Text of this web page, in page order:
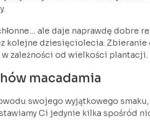
ale daje naprawdę dobre
kolejne dziesięciolecia. Zbieranie
w zależności od wielkości plantacji.
macadamia
swojego wyjątkowego
Ci jedynie kilka spośród